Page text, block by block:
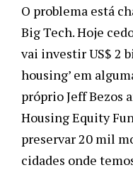
O problema está
Big Tech. Hoje
vai investir US$ 2
housing’ em
próprio Jeff Bezos
Housing Equity
preservar 20 mil
cidades onde